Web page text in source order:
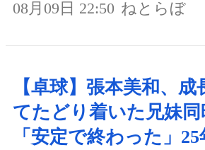
08月09日 22:50 ねとらぼ
【卓球】張本美和、成
てたどり着いた兄妹同
「安定で終わった」